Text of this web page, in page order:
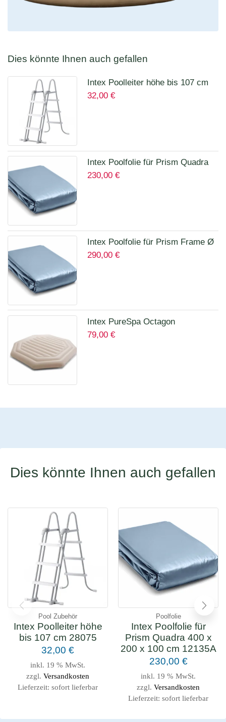
Dies könnte Ihnen auch gefallen
Intex Poolleiter höhe bis 107 cm
28075
32,00 €
Intex Poolfolie für Prism Quadra
400 x 200 x 100 cm 12135A
230,00 €
Intex Poolfolie für Prism Frame Ø
457 x 122 cm Art.12457A
290,00 €
Intex PureSpa Octagon
Isolierende Abdeckung für 28456
79,00 €
Dies könnte Ihnen auch gefallen
Pool Zubehör
Intex Poolleiter höhe
bis 107 cm 28075
32,00 €
inkl. 19 % MwSt.
zzgl. Versandkosten
Lieferzeit: sofort lieferbar
Poolfolie
Intex Poolfolie für
Prism Quadra 400 x
200 x 100 cm 12135A
230,00 €
inkl. 19 % MwSt.
zzgl. Versandkosten
Lieferzeit: sofort lieferbar